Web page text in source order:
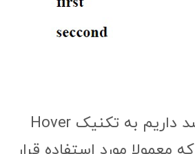
در این مقاله قصد داریم به تکنیک Hover